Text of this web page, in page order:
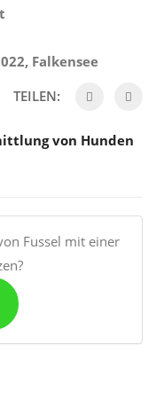
Falkensee
TEILEN:
von Hunden
Fussel mit einer